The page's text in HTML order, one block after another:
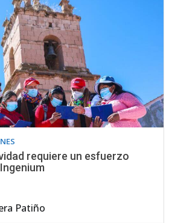
requiere un esfuerzo
Patiño